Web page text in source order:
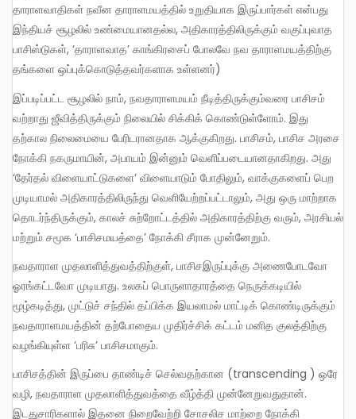
தாராளவாதிகள் நவீன தாராளமயத்தில் உறுதியாக இருப்பார்கள் என்பது
இந்தியச் சூழலில் உண்மையானதல்ல, அதிகாரத்திலிருக்கும் வகுப்புவாத
பாசிஸ்டுகள், ‘தாராளவாத’ காங்கிரசைப் போலவே நவ தாராளமயத்திற்கு
தங்களை ஒப்புக்கொடுத்தவர்களாக உள்ளனர்)
இப்படிப்பட்ட சூழலில் நாம், நவதாராளமயம் நீடித்திருக்கும்வரை பாசிசம்
வற்றாது ஜீவித்திருக்கும் நிலையில் சிக்கிக் கொண்டுள்ளோம். இது
தற்கால நிலைமையை பேரிடரானதாக ஆக்குகிறது. பாசிசம், பாசிச அரசை
நோக்கி நகருமாயின், அபாயம் இன்னும் வெளிப்படையானதாகிறது. அது
‘தேர்தல் விளையாட்டுகளை’ விளையாடும் போதிலும், வாக்குகளைப் பெற
முடியாமல் அதிகாரத்திலிருந்து வெளியேற்றப்பட்டாலும், அது ஒரு மாற்றாக
தொடர்ந்திருக்கும், காலச் சுற்றோட்டத்தில் அதிகாரத்திற்கு வரும், அரசியல்
மற்றும் சமூக ‘பாசிசமயத்தை’ நோக்கி சீராக முன்னேறும்.
நவதாராள முதலாளித்துவத்திற்குள், பாசிசஇருப்புக்கு அணைபோடவோ
ஓரங்கட்டவோ முடியாது. உலகப் பொருளாதாரத்தை நெருக்கடியில்
மூழ்கடித்து, முட்டுச் சந்தில் தப்பிக்க இயலாமல் மாட்டிக் கொண்டிருக்கும்
நவதாராளமயத்தின் தற்போதைய முதிர்ச்சிக் கட்டம் மனித குலத்திற்கு
வழங்கியுள்ள ‘பரிசு’ பாசிசமாகும்.
பாசிசத்தின் இருப்பை தாண்டிச் செல்வதற்கான (transcending ) ஒரே
வழி, நவதாராள முதலாளித்துவத்தை வீழ்த்தி முன்னேறுவதுதான்.
இடதுசாரிகளால் இதனை நிறைவேற்றி சோசலிச மாற்றை நோக்கி